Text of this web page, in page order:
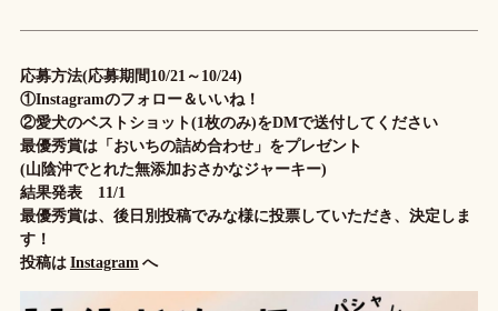
お電話でのお問い合わせ
TEL.0859-22-3107
(受付時間 9:00~17:00)
応募方法(応募期間10/21～10/24)
①Instagramのフォロー＆いいね！
②愛犬のベストショット(1枚のみ)をDMで送付してください
最優秀賞は「おいちの詰め合わせ」をプレゼント
(山陰沖でとれた無添加おさかなジャーキー)
結果発表 11/1
最優秀賞は、後日別投稿でみな様に投票していただき、決定しま
す！
投稿は Instagram へ